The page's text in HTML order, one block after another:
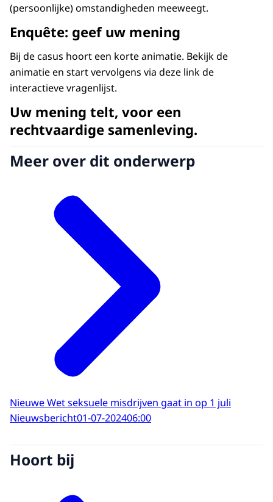
(persoonlijke) omstandigheden meeweegt.
Enquête: geef uw mening
Bij de casus hoort een korte animatie. Bekijk de
animatie en start vervolgens via deze link de
interactieve vragenlijst.
Uw mening telt, voor een
rechtvaardige samenleving.
Meer over dit onderwerp
Nieuwe Wet seksuele misdrijven gaat in op 1 juli
Nieuwsbericht01-07-202406:00
Hoort bij